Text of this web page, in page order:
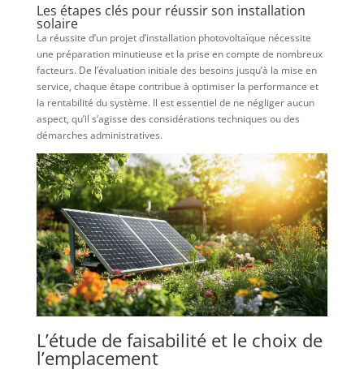
Les étapes clés pour réussir son installation
solaire
La réussite d’un projet d’installation photovoltaïque nécessite
une préparation minutieuse et la prise en compte de nombreux
facteurs. De l’évaluation initiale des besoins jusqu’à la mise en
service, chaque étape contribue à optimiser la performance et
la rentabilité du système. Il est essentiel de ne négliger aucun
aspect, qu’il s’agisse des considérations techniques ou des
démarches administratives.
L’étude de faisabilité et le choix de
l’emplacement